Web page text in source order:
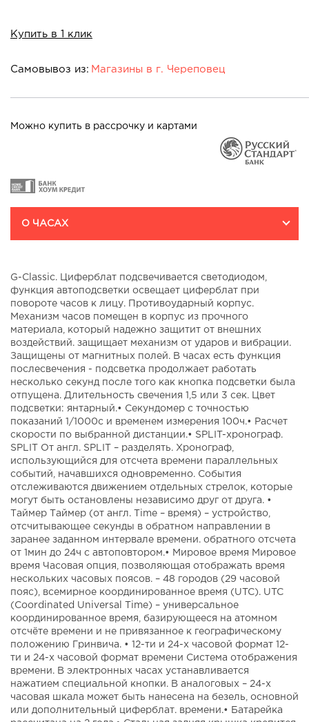
Купить в 1 клик
Самовывоз из: Магазины в г. Череповец
т/ц "Июнь" ул., Годовикова,
Можно купить в рассрочку и картами
О ЧАСАХ
G-Classic. Циферблат подсвечивается светодиодом,
функция автоподсветки освещает циферблат при
повороте часов к лицу. Противоударный корпус.
Механизм часов помещен в корпус из прочного
материала, который надежно защитит от внешних
воздействий. защищает механизм от ударов и вибрации.
Защищены от магнитных полей. В часах есть функция
послесвечения - подсветка продолжает работать
несколько секунд после того как кнопка подсветки была
отпущена. Длительность свечения 1,5 или 3 сек. Цвет
подсветки: янтарный.• Секундомер с точностью
показаний 1/1000с и временем измерения 100ч.• Расчет
скорости по выбранной дистанции.• SPLIT-хронограф.
SPLIT От англ. SPLIT – разделять. Хронограф,
использующийся для отсчета времени параллельных
событий, начавшихся одновременно. События
отслеживаются движением отдельных стрелок, которые
могут быть остановлены независимо друг от друга. •
Таймер Таймер (от англ. Time – время) – устройство,
отсчитывающее секунды в обратном направлении в
заранее заданном интервале времени. обратного отсчета
от 1мин до 24ч с автоповтором.• Мировое время Мировое
время Часовая опция, позволяющая отображать время
нескольких часовых поясов. – 48 городов (29 часовой
пояс), всемирное координированное время (UTC). UTC
(Coordinated Universal Time) – универсальное
координированное время, базирующееся на атомном
отсчёте времени и не привязанное к географическому
положению Гринвича. • 12-ти и 24-х часовой формат 12-
ти и 24-х часовой формат времени Система отображения
времени. В электронных часах устанавливается
нажатием специальной кнопки. В аналоговых – 24-х
часовая шкала может быть нанесена на безель, основной
или дополнительный циферблат. времени.• Батарейка